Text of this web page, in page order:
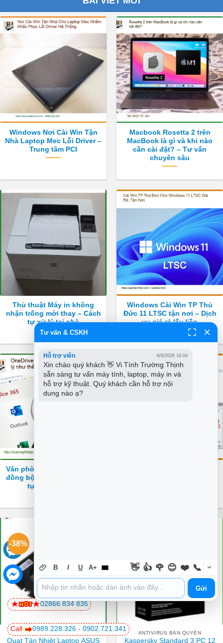
Windows Nơi Cài Win Tận
Nhà Laptop Mec Lỗi Driver –
Trung tâm PCI
Macbook Rosetta 2 trên
MacBook là gì và khi nào
cần cài đặt? – Tư vấn
chuyên sâu
Thủ thuật Máy in không
nhận trống mới thay – Cách
tự xử lý tại nhà
Windows Cài Win TP Thủ
Đức 11 LTSC tận nơi – Dịch
vụ giá rẻ lấy liền
Văn phòng OneDrive không
đồng bộ Documents – Cách
tự xử lý tại nhà
-38%
FAN LAPTOP ASUS
Quạt Tản Nhiệt Laptop ASUS
ANTIVIRUS BẢN QUYỀN
Kaspersky Standard 3 PC 12
Call 0989.228.326 - 0902.721.341
02866 834 835
Tư vấn & CSKH
Hỗ trợ viên 6/8/2026 16:04
Xin chào quý khách 👋 Vi Tính Trường Thịnh
sẵn sàng tư vấn máy tính, laptop, máy in và
hỗ trợ kỹ thuật. Quý khách cần hỗ trợ nội
dung nào ạ?
B I U A+ 👋 👍 🌹 😊 ❤️ 📞
Gửi